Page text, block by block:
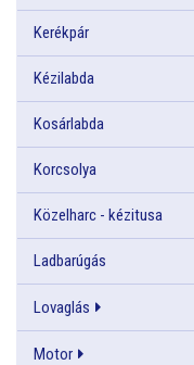
Kerékpár
Kézilabda
Kosárlabda
Korcsolya
Közelharc - kézitusa
Ladbarúgás
Lovaglás
Motor